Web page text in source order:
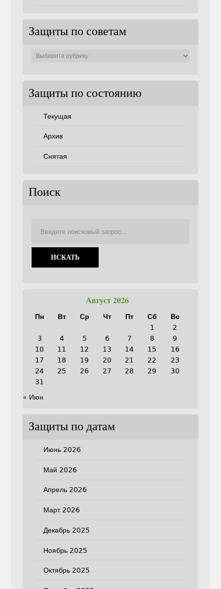
Защиты по советам
Защиты по состоянию
Текущая
Архив
Снятая
Поиск
Август 2026
Пн Вт Ср Чт Пт Сб
Вс
1
2
3
4 5 6 7 8
9
10
11 12 13 14 15
16
17
18 19 20 21 22
23
24
25 26 27 28 29
30
31
« Июн
Защиты по датам
Июнь 2026
Май 2026
Апрель 2026
Март 2026
Декабрь 2025
Ноябрь 2025
Октябрь 2025